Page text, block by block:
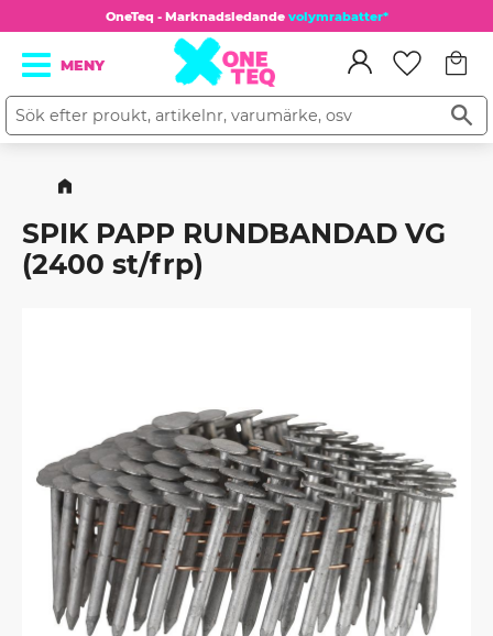
Meny
OneTeq - Marknadsledande volymrabatter*
SPIK PAPP RUNDBANDAD VG
(2400 st/frp)